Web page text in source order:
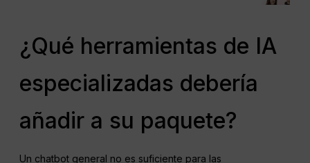
¿Qué herramientas de IA
especializadas debería
añadir a su paquete?
Un chatbot general no es suficiente para las